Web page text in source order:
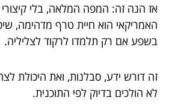
אז הנה זה: המפה המלאה, בלי
האמריקאי הוא חיית טרף מדהימה,
בשפע אם רק תלמדו לרקוד לצליליה.
זה דורש ידע, סבלנות, ואת היכולת
לא הולכים בדיוק לפי התוכנית.